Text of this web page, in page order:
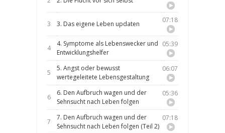
3 3. Das eigene Leben updaten 07:18
4
4. Symptome als Lebenswecker und
Entwicklungshelfer
05:39
5
5. Angst oder bewusst
wertegeleitete Lebensgestaltung
06:07
6
6. Den Aufbruch wagen und der
Sehnsucht nach Leben folgen
05:36
7
7. Den Aufbruch wagen und der
Sehnsucht nach Leben folgen (Teil 2)
07:18